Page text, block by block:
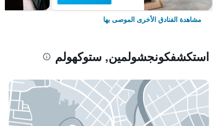
مشاهدة الفنادق الأخرى الموصى بها
استكشفكونجشولمين, ستوكهولم